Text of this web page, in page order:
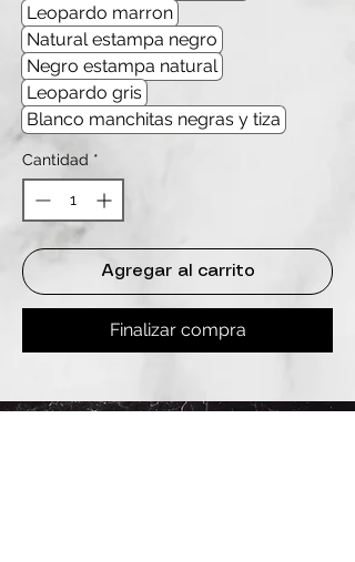
Leopardo marron
Natural estampa negro
Negro estampa natural
Leopardo gris
Blanco manchitas negras y tiza
Cantidad *
Agregar al carrito
Finalizar compra